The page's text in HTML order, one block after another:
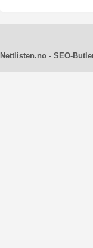
Nettlisten.no - SEO-